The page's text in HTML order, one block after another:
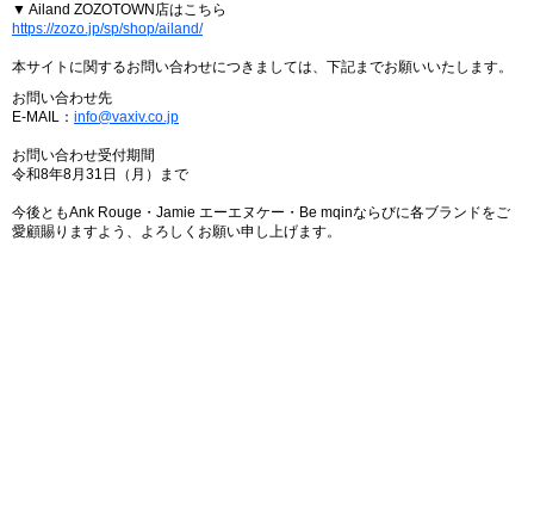
▼ Ailand ZOZOTOWN店はこちら
https://zozo.jp/sp/shop/ailand/
本サイトに関するお問い合わせにつきましては、下記までお願いいたします。
お問い合わせ先
E-MAIL： info@vaxiv.co.jp
お問い合わせ受付期間
令和8年8月31日（月）まで
今後ともAnk Rouge・Jamie エーエヌケー・Be mqinならびに各ブランドをご
愛顧賜りますよう、よろしくお願い申し上げます。